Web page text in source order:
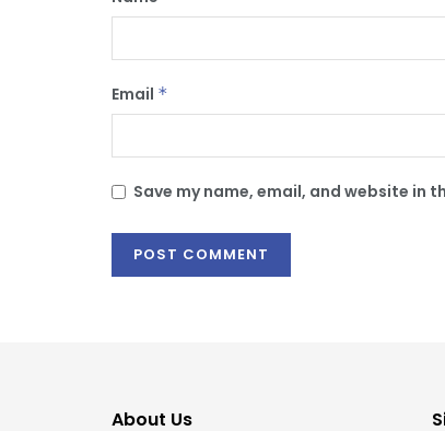
Email *
Save my name, email, and website in
About Us